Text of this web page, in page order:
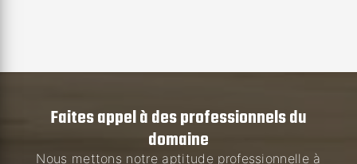
Faites appel à des professionnels du
domaine
Nous mettons notre aptitude professionnelle à